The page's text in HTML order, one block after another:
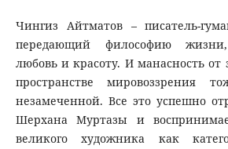
Чингиз Айтматов – писатель-
передающий философию
любовь и красоту. И манасность от
пространстве мировоззрения
незамеченной. Все это успешно
Шерхана Муртазы и
великого художника как